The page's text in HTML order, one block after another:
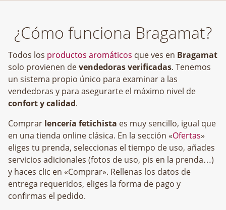
¿Cómo funciona Bragamat?
Todos los productos aromáticos que ves en Bragamat
solo provienen devendedoras verificadas. Tenemos
un sistema propio único para examinar a las
vendedoras y para asegurarte el máximo nivel de
confort y calidad.
Comprar lencería fetichista es muy sencillo, igual que
en una tienda online clásica. En la sección «Ofertas»
eliges tu prenda, seleccionas el tiempo de uso, añades
servicios adicionales (fotos de uso, pis en la prenda…)
y haces clic en «Comprar». Rellenas los datos de
entrega requeridos, eliges la forma de pago y
confirmas el pedido.